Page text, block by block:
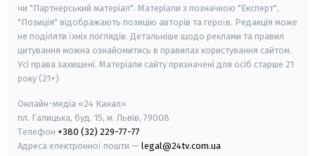
чи "Партнерський матеріал". Матеріали з позначкою "Експерт",
"Позиція" відображають позицію авторів та героїв. Редакція може
не поділяти їхніх поглядів. Детальніше щодо реклами та правил
цитування можна ознайомитись в правилах користування сайтом.
Усі права захищені. Матеріали сайту призначені для осіб старше 21
року (21+)
Онлайн-медіа «24 Канал»
пл. Галицька, буд. 15, м. Львів, 79008
Телефон +380 (32) 229-77-77
Адреса електронної пошти — legal@24tv.com.ua